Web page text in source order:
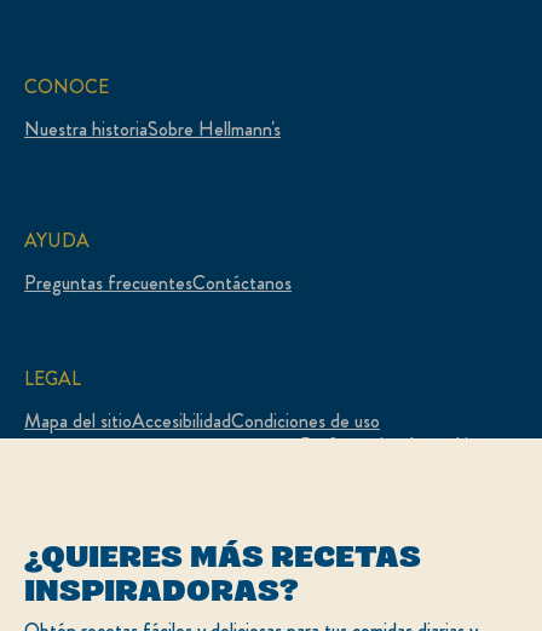
CONOCE
Nuestra historiaSobre Hellmann's
AYUDA
Preguntas frecuentesContáctanos
LEGAL
Mapa del sitioAccesibilidadCondiciones de uso
Preferencias de cookies
UBICACIÓN
¿QUIERES MÁS RECETAS
INSPIRADORAS?